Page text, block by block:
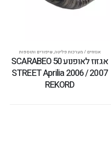
אגזוזים / מערכות פליטה, שיפורים ותוספות
אגזוז לאופנוע SCARABEO 50
STREET Aprilia 2006 / 2007
REKORD